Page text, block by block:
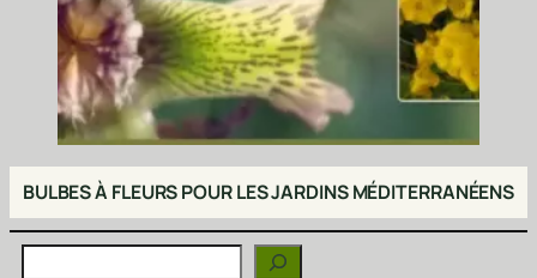
BULBES À FLEURS POUR LES JARDINS MÉDITERRANÉENS